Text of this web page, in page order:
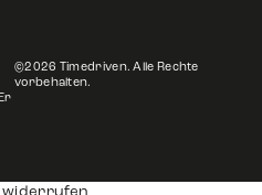
©2026 Timedriven. Alle Rechte
vorbehalten.
widerrufen